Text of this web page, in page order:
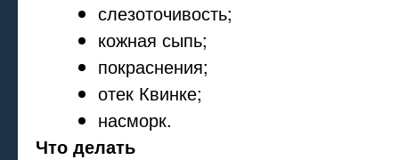
слезоточивость;
кожная сыпь;
покраснения;
отек Квинке;
насморк.
Что делать